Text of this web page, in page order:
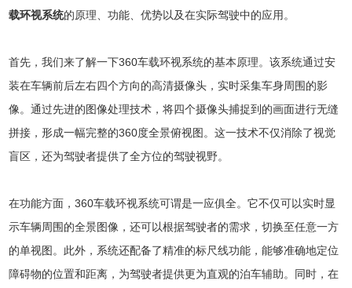
载环视系统的原理、功能、优势以及在实际驾驶中的应用。
首先，我们来了解一下360车载环视系统的基本原理。该系统通过安
装在车辆前后左右四个方向的高清摄像头，实时采集车身周围的影
像。通过先进的图像处理技术，将四个摄像头捕捉到的画面进行无缝
拼接，形成一幅完整的360度全景俯视图。这一技术不仅消除了视觉
盲区，还为驾驶者提供了全方位的驾驶视野。
在功能方面，360车载环视系统可谓是一应俱全。它不仅可以实时显
示车辆周围的全景图像，还可以根据驾驶者的需求，切换至任意一方
的单视图。此外，系统还配备了精准的标尺线功能，能够准确地定位
障碍物的位置和距离，为驾驶者提供更为直观的泊车辅助。同时，在